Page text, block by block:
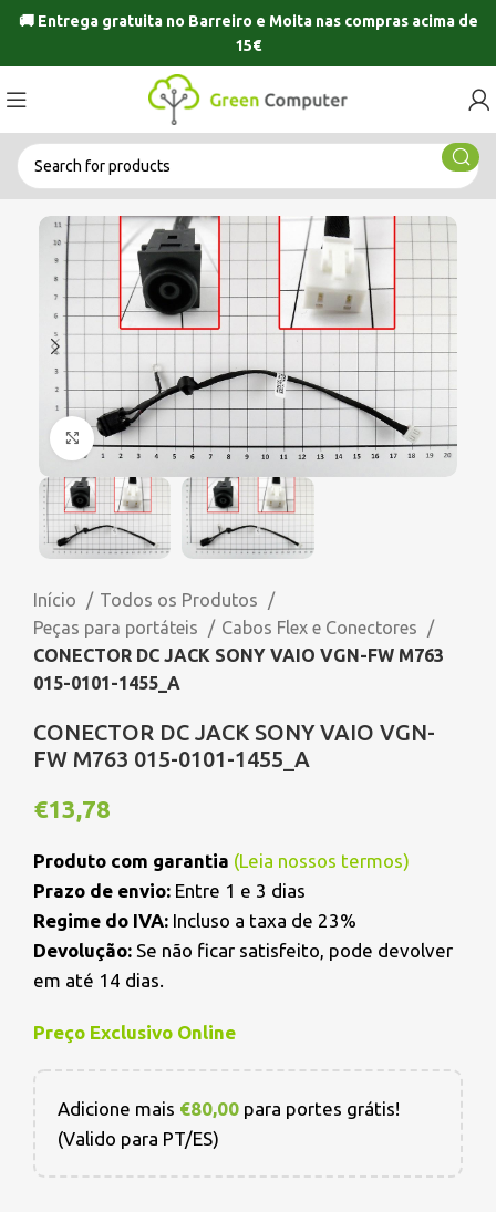
🚚 Entrega gratuita no Barreiro e Moitanas compras acima de
15€
Click to enlarge
Início
Todos os Produtos
Peças para portáteis
Cabos Flex e Conectores
CONECTOR DC JACK SONY VAIO VGN-FW M763
015-0101-1455_A
CONECTOR DC JACK SONY VAIO VGN-
FW M763 015-0101-1455_A
€13,78
Produto com garantia (Leia nossos termos)
Prazo de envio: Entre 1 e 3 dias
Regime do IVA: Incluso a taxa de 23%
Devolução: Se não ficar satisfeito, pode devolver
em até 14 dias.
Preço Exclusivo Online
Adicione mais €80,00 para portes grátis!
(Valido para PT/ES)